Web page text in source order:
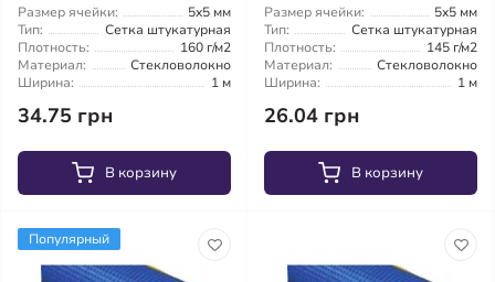
Размер ячейки:
5x5 мм
Тип:
Сетка штукатурная
Плотность:
160 г/м2
Материал:
Стекловолокно
Ширина:
1 м
34.75 грн
В корзину
Размер ячейки:
5x5 мм
Тип:
Сетка штукатурная
Плотность:
145 г/м2
Материал:
Стекловолокно
Ширина:
1 м
26.04 грн
В корзину
Популярный